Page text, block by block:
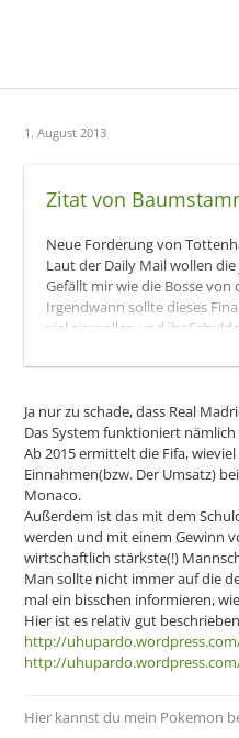
1. August 2013
Zitat von
Neue Forderung von
Laut der Daily Mail wollen
Gefällt mir wie die Bosse
Irgendwann sollte dieses
viel sie wollen und ihr
Der von Lyon an Schalke
Natürlich ist das sportlich ein
dort eine große Tradition
Hat der sich mal gedacht
pupsklub in der Wüste und
@unten
Tottenham würde ich jetzt
Ja nur zu schade, dass Real
Das System funktioniert nämlich
Ab 2015 ermittelt die Fifa,
Einnahmen(bzw. Der Umsatz)
Monaco.
Außerdem ist das mit dem
werden und mit einem Gewinn
wirtschaftlich stärkste(!)
Man sollte nicht immer auf die
mal ein bisschen informieren,
Hier ist es relativ gut
http://
http://
Hier kannst du mein Pokemon